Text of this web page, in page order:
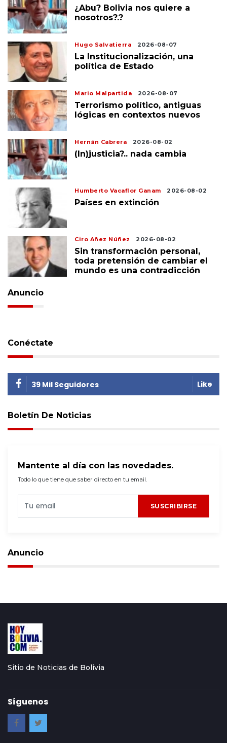
¿Abu? Bolivia nos quiere a
nosotros?.?
Hugo Salvatierra 2026-08-07
La Institucionalización, una
política de Estado
Mario Malpartida 2026-08-07
Terrorismo político, antiguas
lógicas en contextos nuevos
Hernán Cabrera 2026-08-02
(In)justicia?.. nada cambia
Humberto Vacaflor Ganam 2026-08-02
Países en extinción
Ciro Añez Núñez 2026-08-02
Sin transformación personal,
toda pretensión de cambiar el
mundo es una contradicción
Anuncio
Conéctate
39 Mil Seguidores Like
Boletín De Noticias
Mantente al día con las novedades.
Todo lo que tiene que saber directo en tu email.
SUSCRIBIRSE
Anuncio
Sitio de Noticias de Bolivia
Síguenos